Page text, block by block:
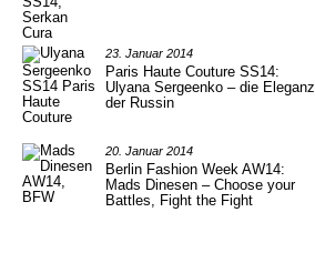
23. Januar 2014
Paris Haute Couture SS14:
Ulyana Sergeenko – die Eleganz
der Russin
20. Januar 2014
Berlin Fashion Week AW14:
Mads Dinesen – Choose your
Battles, Fight the Fight